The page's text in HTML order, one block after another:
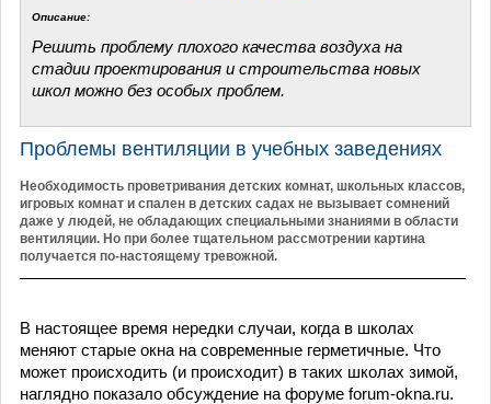
Описание:
Решить проблему плохого качества воздуха на
стадии проектирования и строительства новых
школ можно без особых проблем.
Проблемы вентиляции в учебных заведениях
Необходимость проветривания детских комнат, школьных классов,
игровых комнат и спален в детских садах не вызывает сомнений
даже у людей, не обладающих специальными знаниями в области
вентиляции. Но при более тщательном рассмотрении картина
получается по-настоящему тревожной.
В настоящее время нередки случаи, когда в школах
меняют старые окна на современные герметичные. Что
может происходить (и происходит) в таких школах зимой,
наглядно показало обсуждение на форуме forum-okna.ru.